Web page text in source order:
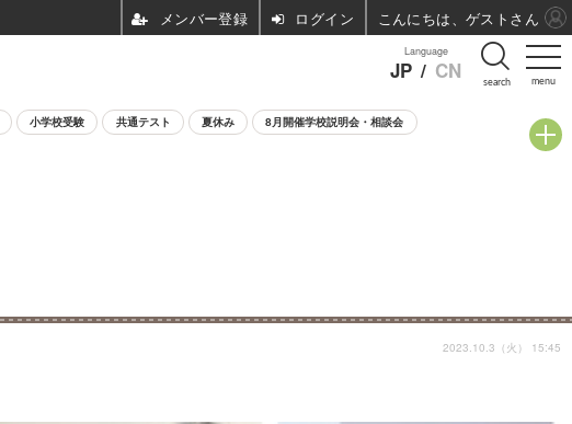
menu
Language
JP / CN search
小学校受験 共通テスト 夏休み 8月開催学校説明会・相談会
2023.10.3（火） 15:45
ログイン こんにちは、ゲストさん